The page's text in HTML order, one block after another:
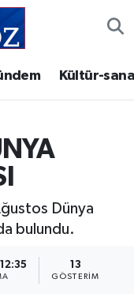
Kültür-
Dünya
bulundu.
13
GÖSTERIM